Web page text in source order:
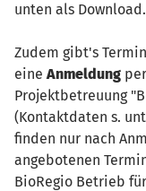
unten als Download.
Zudem gibt's
eineAnmeldung
Projektbetreuung
(Kontaktdaten s.
finden nur nach
angebotenen
BioRegio Betrieb